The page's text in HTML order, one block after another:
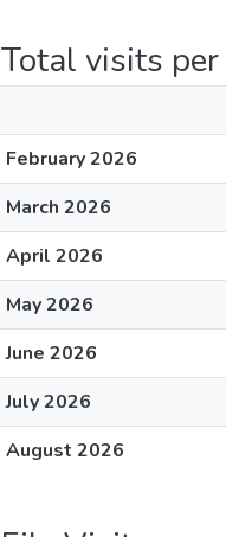
Total visits
February 2026
March 2026
April 2026
May 2026
June 2026
July 2026
August 2026